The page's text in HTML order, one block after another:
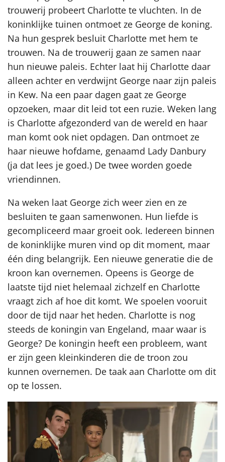
trouwerij probeert Charlotte te vluchten. In de
koninklijke tuinen ontmoet ze George de koning.
Na hun gesprek besluit Charlotte met hem te
trouwen. Na de trouwerij gaan ze samen naar
hun nieuwe paleis. Echter laat hij Charlotte daar
alleen achter en verdwijnt George naar zijn paleis
in Kew. Na een paar dagen gaat ze George
opzoeken, maar dit leid tot een ruzie. Weken lang
is Charlotte afgezonderd van de wereld en haar
man komt ook niet opdagen. Dan ontmoet ze
haar nieuwe hofdame, genaamd Lady Danbury
(ja dat lees je goed.) De twee worden goede
vriendinnen.
Na weken laat George zich weer zien en ze
besluiten te gaan samenwonen. Hun liefde is
gecompliceerd maar groeit ook. Iedereen binnen
de koninklijke muren vind op dit moment, maar
één ding belangrijk. Een nieuwe generatie die de
kroon kan overnemen. Opeens is George de
laatste tijd niet helemaal zichzelf en Charlotte
vraagt zich af hoe dit komt. We spoelen vooruit
door de tijd naar het heden. Charlotte is nog
steeds de koningin van Engeland, maar waar is
George? De koningin heeft een probleem, want
er zijn geen kleinkinderen die de troon zou
kunnen overnemen. De taak aan Charlotte om dit
op te lossen.